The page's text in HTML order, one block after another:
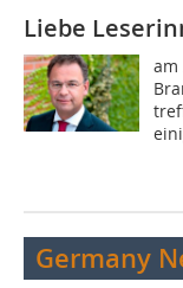
Liebe
am
Germany